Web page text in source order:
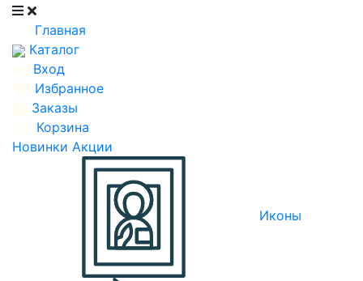
Главная
Каталог
Вход
Избранное
Заказы
Корзина
Новинки Акции
Иконы